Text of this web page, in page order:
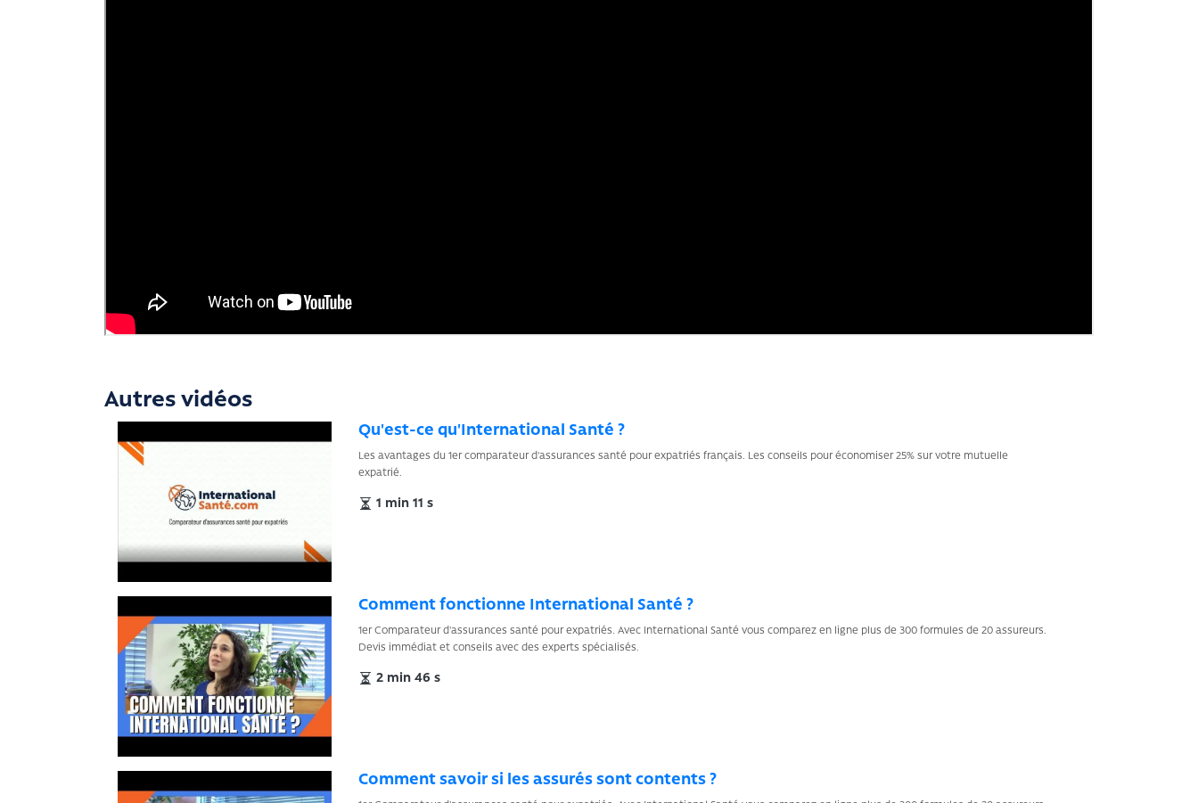
Autres vidéos
Qu'est-ce qu'International Santé ?
Les avantages du 1er comparateur d'assurances santé pour expatriés français. Les conseils pour économiser 25% sur votre mutuelle
expatrié.
1 min 11 s
Comment fonctionne International Santé ?
1er Comparateur d'assurances santé pour expatriés. Avec International Santé vous comparez en ligne plus de 300 formules de 20 assureurs.
Devis immédiat et conseils avec des experts spécialisés.
2 min 46 s
Comment savoir si les assurés sont contents ?